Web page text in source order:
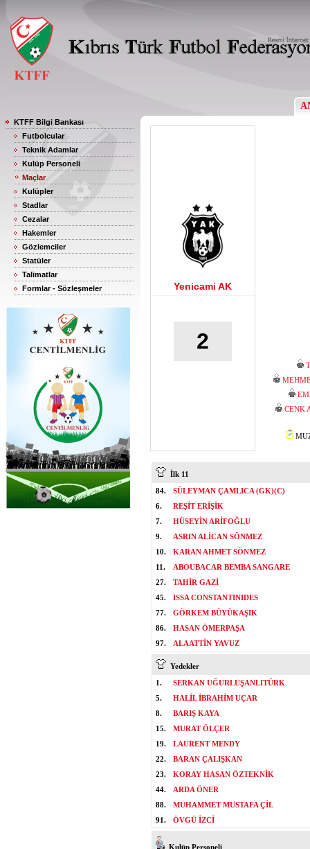
KTFF Bilgi Bankası
Futbolcular
Teknik Adamlar
Kulüp Personeli
Maçlar
Kulüpler
Stadlar
Cezalar
Hakemler
Gözlemciler
Statüler
Talimatlar
Formlar - Sözleşmeler
Yenicami AK
2
CENK
İlk 11
84.
SÜLEYMAN ÇAMLICA (GK)(C)
6.
REŞİT ERİŞİK
7.
HÜSEYİN ARİFOĞLU
9.
ASRIN ALİCAN SÖNMEZ
10.
KARAN AHMET SÖNMEZ
11.
ABOUBACAR BEMBA SANGARE
27.
TAHİR GAZİ
45.
ISSA CONSTANTINIDES
77.
GÖRKEM BÜYÜKAŞIK
86.
HASAN ÖMERPAŞA
97.
ALAATTİN YAVUZ
Yedekler
1.
SERKAN UĞURLUŞANLITÜRK
5.
HALİL İBRAHİM UÇAR
8.
BARIŞ KAYA
15.
MURAT ÖLÇER
19.
LAURENT MENDY
22.
BARAN ÇALIŞKAN
23.
KORAY HASAN ÖZTEKNİK
44.
ARDA ÖNER
88.
MUHAMMET MUSTAFA ÇİL
91.
ÖVGÜ İZCİ
Kulüp Personeli